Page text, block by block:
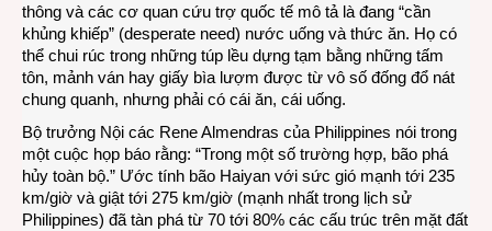
thông và các cơ quan cứu trợ quốc tế mô tả là đang “cần
khủng khiếp” (desperate need) nước uống và thức ăn. Họ có
thể chui rúc trong những túp lều dựng tạm bằng những tấm
tôn, mảnh ván hay giấy bìa lượm được từ vô số đống đổ nát
chung quanh, nhưng phải có cái ăn, cái uống.
Bộ trưởng Nội các Rene Almendras của Philippines nói trong
một cuộc họp báo rằng: “Trong một số trường hợp, bão phá
hủy toàn bộ.” Ước tính bão Haiyan với sức gió mạnh tới 235
km/giờ và giật tới 275 km/giờ (mạnh nhất trong lịch sử
Philippines) đã tàn phá từ 70 tới 80% các cấu trúc trên mặt đất